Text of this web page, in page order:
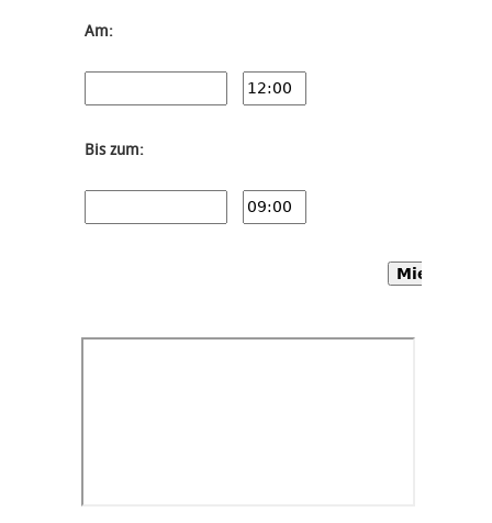
Am:
Bis zum: